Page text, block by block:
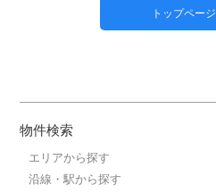
トップペー
物件検索
エリアから探す
沿線・駅から探す